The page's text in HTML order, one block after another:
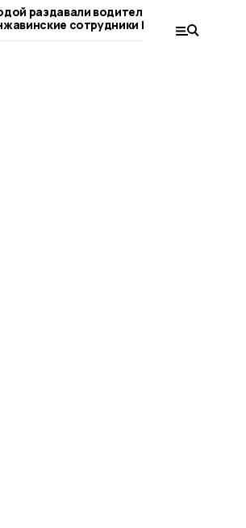
раздавали водителям
сотрудники ГАИ